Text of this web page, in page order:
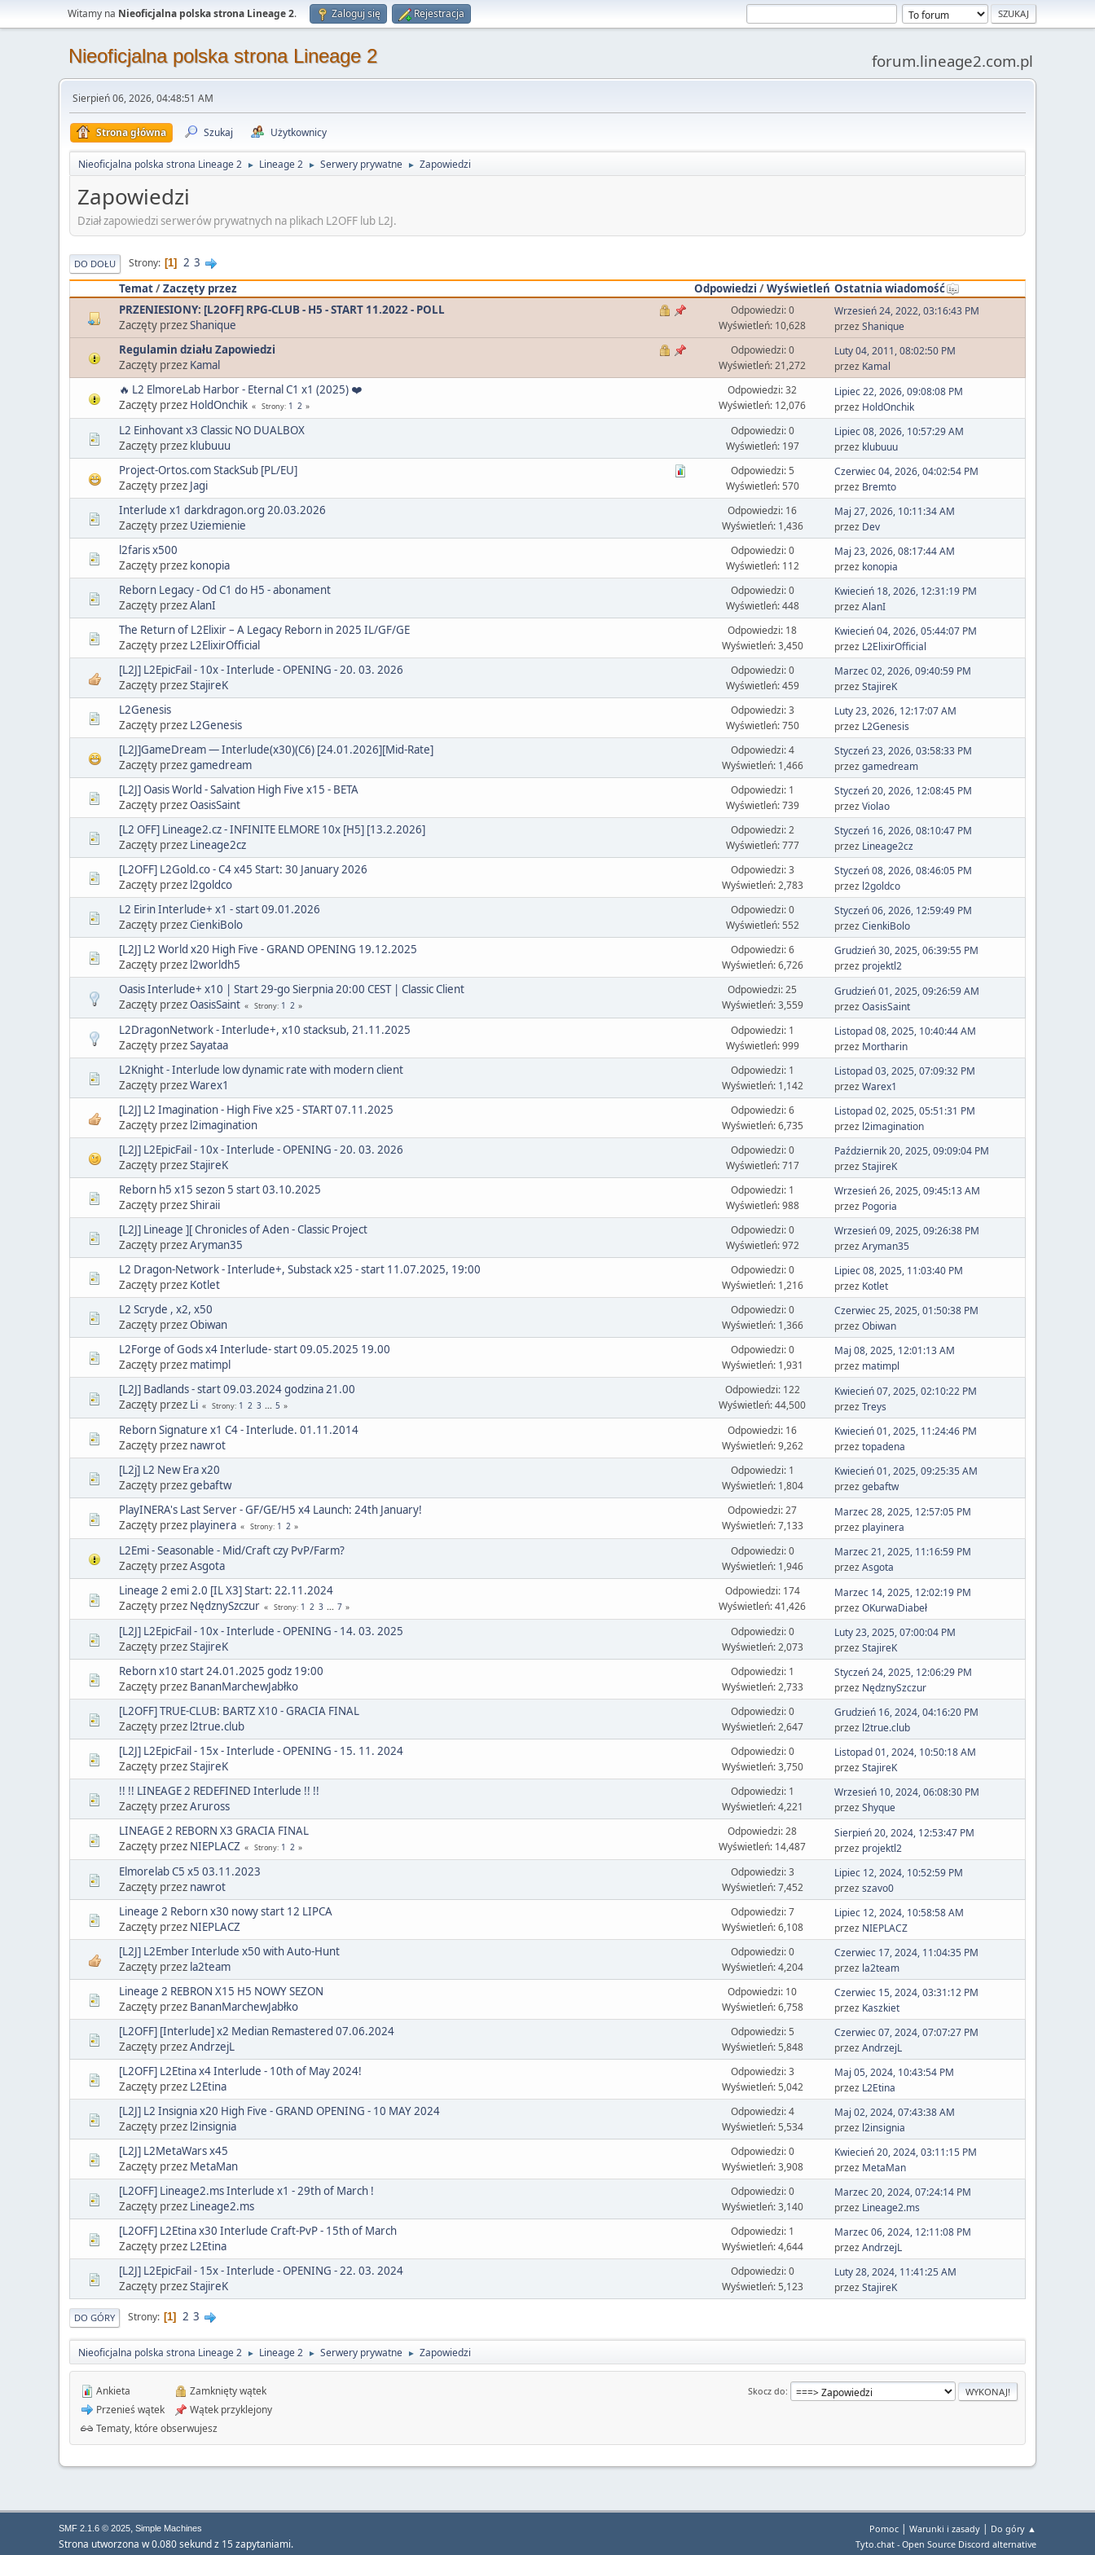
Witamy na Nieoficjalna polska strona Lineage 2. Zaloguj się Rejestracja
Nieoficjalna polska strona Lineage 2 forum.lineage2.com.pl
Sierpień 06, 2026, 04:48:51 AM
Strona główna Szukaj Użytkownicy
Nieoficjalna polska strona Lineage 2 ► Lineage 2 ► Serwery prywatne ► Zapowiedzi
Zapowiedzi
Dział zapowiedzi serwerów prywatnych na plikach L2OFF lub L2J.
DO DOŁU Strony 1 2 3
Temat/Zaczęty przez Odpowiedzi /Wyświetleń Ostatnia wiadomość
PRZENIESIONY: [L2OFF] RPG-CLUB - H5 - START 11.2022 - POLL
Zaczęty przezShanique
Odpowiedzi: 0
Wyświetleń: 10,628
Wrzesień 24, 2022, 03:16:43 PM
przezShanique
Regulamin działu Zapowiedzi
Zaczęty przez Kamal
Odpowiedzi: 0
Wyświetleń: 21,272
Luty 04, 2011, 08:02:50 PM
przez Kamal
🔥 L2 ElmoreLab Harbor - Eternal C1 x1 (2025) ❤️
Zaczęty przez HoldOnchik Strony 1 2
Odpowiedzi: 32
Wyświetleń: 12,076
Lipiec 22, 2026, 09:08:08 PM
przez HoldOnchik
L2 Einhovant x3 Classic NO DUALBOX
Zaczęty przez klubuuu
Odpowiedzi: 0
Wyświetleń: 197
Lipiec 08, 2026, 10:57:29 AM
przez klubuuu
Project-Ortos.com StackSub [PL/EU]
Zaczęty przez Jagi
Odpowiedzi: 5
Wyświetleń: 570
Czerwiec 04, 2026, 04:02:54 PM
przez Bremto
Interlude x1 darkdragon.org 20.03.2026
Zaczęty przez Uziemienie
Odpowiedzi: 16
Wyświetleń: 1,436
Maj 27, 2026, 10:11:34 AM
przez Dev
l2faris x500
Zaczęty przez konopia
Odpowiedzi: 0
Wyświetleń: 112
Maj 23, 2026, 08:17:44 AM
przez konopia
Reborn Legacy - Od C1 do H5 - abonament
Zaczęty przezAlanI
Odpowiedzi: 0
Wyświetleń: 448
Kwiecień 18, 2026, 12:31:19 PM
przezAlanI
The Return of L2Elixir – A Legacy Reborn in 2025 IL/GF/GE
Zaczęty przez L2ElixirOfficial
Odpowiedzi: 18
Wyświetleń: 3,450
Kwiecień 04, 2026, 05:44:07 PM
przez L2ElixirOfficial
[L2J] L2EpicFail - 10x - Interlude - OPENING - 20. 03. 2026
Zaczęty przezStajireK
Odpowiedzi: 0
Wyświetleń: 459
Marzec 02, 2026, 09:40:59 PM
przezStajireK
L2Genesis
Zaczęty przez L2Genesis
Odpowiedzi: 3
Wyświetleń: 750
Luty 23, 2026, 12:17:07 AM
przez L2Genesis
[L2J]GameDream — Interlude(x30)(C6) [24.01.2026][Mid-Rate]
Zaczęty przezgamedream
Odpowiedzi: 4
Wyświetleń: 1,466
Styczeń 23, 2026, 03:58:33 PM
przezgamedream
[L2J] Oasis World - Salvation High Five x15 - BETA
Zaczęty przezOasisSaint
Odpowiedzi: 1
Wyświetleń: 739
Styczeń 20, 2026, 12:08:45 PM
przezViolao
[L2 OFF] Lineage2.cz - INFINITE ELMORE 10x [H5] [13.2.2026]
Zaczęty przez Lineage2cz
Odpowiedzi: 2
Wyświetleń: 777
Styczeń 16, 2026, 08:10:47 PM
przez Lineage2cz
[L2OFF] L2Gold.co - C4 x45 Start: 30 January 2026
Zaczęty przez l2goldco
Odpowiedzi: 3
Wyświetleń: 2,783
Styczeń 08, 2026, 08:46:05 PM
przez l2goldco
L2 Eirin Interlude+ x1 - start 09.01.2026
Zaczęty przezCienkiBolo
Odpowiedzi: 0
Wyświetleń: 552
Styczeń 06, 2026, 12:59:49 PM
przezCienkiBolo
[L2J] L2 World x20 High Five - GRAND OPENING 19.12.2025
Zaczęty przez l2worldh5
Odpowiedzi: 6
Wyświetleń: 6,726
Grudzień 30, 2025, 06:39:55 PM
przez projektl2
Oasis Interlude+ x10 | Start 29-go Sierpnia 20:00 CEST | Classic Client
Zaczęty przezOasisSaint Strony 1 2
Odpowiedzi: 25
Wyświetleń: 3,559
Grudzień 01, 2025, 09:26:59 AM
przezOasisSaint
L2DragonNetwork - Interlude+, x10 stacksub, 21.11.2025
Zaczęty przezSayataa
Odpowiedzi: 1
Wyświetleń: 999
Listopad 08, 2025, 10:40:44 AM
przez Mortharin
L2Knight - Interlude low dynamic rate with modern client
Zaczęty przezWarex1
Odpowiedzi: 1
Wyświetleń: 1,142
Listopad 03, 2025, 07:09:32 PM
przezWarex1
[L2J] L2 Imagination - High Five x25 - START 07.11.2025
Zaczęty przez l2imagination
Odpowiedzi: 6
Wyświetleń: 6,735
Listopad 02, 2025, 05:51:31 PM
przez l2imagination
[L2J] L2EpicFail - 10x - Interlude - OPENING - 20. 03. 2026
Zaczęty przezStajireK
Odpowiedzi: 0
Wyświetleń: 717
Październik 20, 2025, 09:09:04 PM
przezStajireK
Reborn h5 x15 sezon 5 start 03.10.2025
Zaczęty przezShiraii
Odpowiedzi: 1
Wyświetleń: 988
Wrzesień 26, 2025, 09:45:13 AM
przez Pogoria
[L2J] Lineage ][ Chronicles of Aden - Classic Project
Zaczęty przezAryman35
Odpowiedzi: 0
Wyświetleń: 972
Wrzesień 09, 2025, 09:26:38 PM
przezAryman35
L2 Dragon-Network - Interlude+, Substack x25 - start 11.07.2025, 19:00
Zaczęty przez Kotlet
Odpowiedzi: 0
Wyświetleń: 1,216
Lipiec 08, 2025, 11:03:40 PM
przez Kotlet
L2 Scryde , x2, x50
Zaczęty przezObiwan
Odpowiedzi: 0
Wyświetleń: 1,366
Czerwiec 25, 2025, 01:50:38 PM
przezObiwan
L2Forge of Gods x4 Interlude- start 09.05.2025 19.00
Zaczęty przez matimpl
Odpowiedzi: 0
Wyświetleń: 1,931
Maj 08, 2025, 12:01:13 AM
przez matimpl
[L2J] Badlands - start 09.03.2024 godzina 21.00
Zaczęty przez Li Strony 1 2 3 ... 5
Odpowiedzi: 122
Wyświetleń: 44,500
Kwiecień 07, 2025, 02:10:22 PM
przezTreys
Reborn Signature x1 C4 - Interlude. 01.11.2014
Zaczęty przez nawrot
Odpowiedzi: 16
Wyświetleń: 9,262
Kwiecień 01, 2025, 11:24:46 PM
przeztopadena
[L2j] L2 New Era x20
Zaczęty przezgebaftw
Odpowiedzi: 1
Wyświetleń: 1,804
Kwiecień 01, 2025, 09:25:35 AM
przezgebaftw
PlayINERA's Last Server - GF/GE/H5 x4 Launch: 24th January!
Zaczęty przez playinera Strony 1 2
Odpowiedzi: 27
Wyświetleń: 7,133
Marzec 28, 2025, 12:57:05 PM
przez playinera
L2Emi - Seasonable - Mid/Craft czy PvP/Farm?
Zaczęty przezAsgota
Odpowiedzi: 0
Wyświetleń: 1,946
Marzec 21, 2025, 11:16:59 PM
przezAsgota
Lineage 2 emi 2.0 [IL X3] Start: 22.11.2024
Zaczęty przez NędznySzczur Strony 1 2 3 ... 7
Odpowiedzi: 174
Wyświetleń: 41,426
Marzec 14, 2025, 12:02:19 PM
przezOKurwaDiabeł
[L2J] L2EpicFail - 10x - Interlude - OPENING - 14. 03. 2025
Zaczęty przezStajireK
Odpowiedzi: 0
Wyświetleń: 2,073
Luty 23, 2025, 07:00:04 PM
przezStajireK
Reborn x10 start 24.01.2025 godz 19:00
Zaczęty przez BananMarchewJabłko
Odpowiedzi: 1
Wyświetleń: 2,733
Styczeń 24, 2025, 12:06:29 PM
przez NędznySzczur
[L2OFF] TRUE-CLUB: BARTZ X10 - GRACIA FINAL
Zaczęty przez l2true.club
Odpowiedzi: 0
Wyświetleń: 2,647
Grudzień 16, 2024, 04:16:20 PM
przez l2true.club
[L2J] L2EpicFail - 15x - Interlude - OPENING - 15. 11. 2024
Zaczęty przezStajireK
Odpowiedzi: 0
Wyświetleń: 3,750
Listopad 01, 2024, 10:50:18 AM
przezStajireK
!! !! LINEAGE 2 REDEFINED Interlude !! !!
Zaczęty przezAruross
Odpowiedzi: 1
Wyświetleń: 4,221
Wrzesień 10, 2024, 06:08:30 PM
przezShyque
LINEAGE 2 REBORN X3 GRACIA FINAL
Zaczęty przez NIEPLACZ Strony 1 2
Odpowiedzi: 28
Wyświetleń: 14,487
Sierpień 20, 2024, 12:53:47 PM
przez projektl2
Elmorelab C5 x5 03.11.2023
Zaczęty przez nawrot
Odpowiedzi: 3
Wyświetleń: 7,452
Lipiec 12, 2024, 10:52:59 PM
przezszavo0
Lineage 2 Reborn x30 nowy start 12 LIPCA
Zaczęty przez NIEPLACZ
Odpowiedzi: 7
Wyświetleń: 6,108
Lipiec 12, 2024, 10:58:58 AM
przez NIEPLACZ
[L2J] L2Ember Interlude x50 with Auto-Hunt
Zaczęty przez la2team
Odpowiedzi: 0
Wyświetleń: 4,204
Czerwiec 17, 2024, 11:04:35 PM
przez la2team
Lineage 2 REBRON X15 H5 NOWY SEZON
Zaczęty przez BananMarchewJabłko
Odpowiedzi: 10
Wyświetleń: 6,758
Czerwiec 15, 2024, 03:31:12 PM
przez Kaszkiet
[L2OFF] [Interlude] x2 Median Remastered 07.06.2024
Zaczęty przezAndrzejL
Odpowiedzi: 5
Wyświetleń: 5,848
Czerwiec 07, 2024, 07:07:27 PM
przezAndrzejL
[L2OFF] L2Etina x4 Interlude - 10th of May 2024!
Zaczęty przez L2Etina
Odpowiedzi: 3
Wyświetleń: 5,042
Maj 05, 2024, 10:43:54 PM
przez L2Etina
[L2J] L2 Insignia x20 High Five - GRAND OPENING - 10 MAY 2024
Zaczęty przez l2insignia
Odpowiedzi: 4
Wyświetleń: 5,534
Maj 02, 2024, 07:43:38 AM
przez l2insignia
[L2J] L2MetaWars x45
Zaczęty przez MetaMan
Odpowiedzi: 0
Wyświetleń: 3,908
Kwiecień 20, 2024, 03:11:15 PM
przez MetaMan
[L2OFF] Lineage2.ms Interlude x1 - 29th of March !
Zaczęty przez Lineage2.ms
Odpowiedzi: 0
Wyświetleń: 3,140
Marzec 20, 2024, 07:24:14 PM
przez Lineage2.ms
[L2OFF] L2Etina x30 Interlude Craft-PvP - 15th of March
Zaczęty przez L2Etina
Odpowiedzi: 1
Wyświetleń: 4,644
Marzec 06, 2024, 12:11:08 PM
przezAndrzejL
[L2J] L2EpicFail - 15x - Interlude - OPENING - 22. 03. 2024
Zaczęty przezStajireK
Odpowiedzi: 0
Wyświetleń: 5,123
Luty 28, 2024, 11:41:25 AM
przezStajireK
DO GÓRY Strony 1 2 3
Nieoficjalna polska strona Lineage 2 ► Lineage 2 ► Serwery prywatne ► Zapowiedzi
Skocz do
Ankieta
Przenieś wątek
Zamknięty wątek
Wątek przyklejony
Tematy, które obserwujesz
Pomoc | Warunki i zasady | Do góry ▲
SMF 2.1.6 © 2025, Simple Machines
Tyto.chat - Open Source Discord alternative
Strona utworzona w 0.080 sekund z 15 zapytaniami.